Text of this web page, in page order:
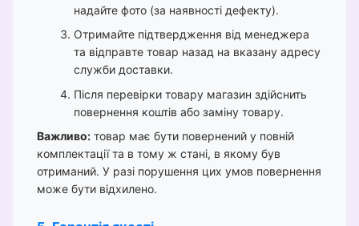
надайте фото (за наявності дефекту).
Отримайте підтвердження від менеджера
та відправте товар назад на вказану адресу
служби доставки.
Після перевірки товару магазин здійснить
повернення коштів або заміну товару.
Важливо: товар має бути повернений у повній
комплектації та в тому ж стані, в якому був
отриманий. У разі порушення цих умов повернення
може бути відхилено.